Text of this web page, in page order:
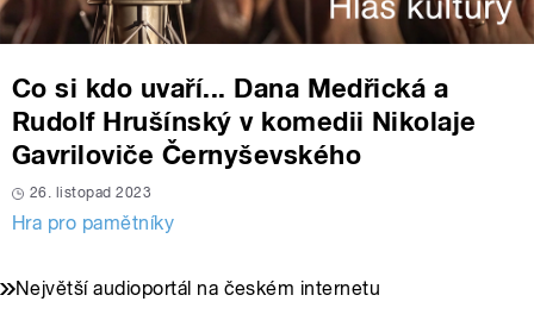
Co si kdo uvaří... Dana Medřická a
Rudolf Hrušínský v komedii Nikolaje
Gavriloviče Černyševského
26. listopad 2023
Hra pro pamětníky
Největší audioportál na českém internetu